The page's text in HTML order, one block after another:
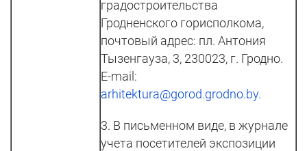
градостроительства
Гродненского горисполкома,
почтовый адрес: пл. Антония
Тызенгауза, 3, 230023, г. Гродно.
E-mail:
arhitektura@gorod.grodno.by.
3. В письменном виде, в журнале
учета посетителей экспозиции